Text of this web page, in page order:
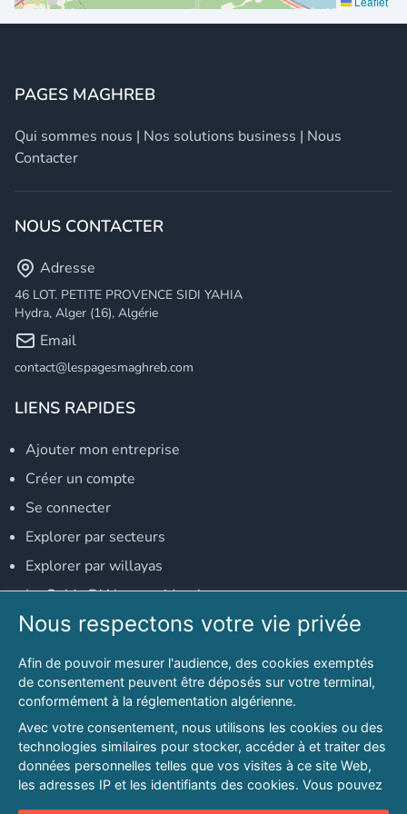
PAGES MAGHREB
Qui sommes nous | Nos solutions business | Nous
Contacter
NOUS CONTACTER
Adresse
46 LOT. PETITE PROVENCE SIDI YAHIA
Hydra, Alger (16), Algérie
Email
contact@lespagesmaghreb.com
LIENS RAPIDES
Ajouter mon entreprise
Créer un compte
Se connecter
Explorer par secteurs
Explorer par willayas
Le Guide D'Alger, guide-alger.com
NOS RÉSEAUX SOCIAUX
Notre page Facebook
Notre page LinkedIn
Notre page Instagram
Notre page Twitter
Nous respectons votre vie privée
Afin de pouvoir mesurer l'audience, des cookies exemptés
de consentement peuvent être déposés sur votre terminal,
conformément à la réglementation algérienne.
Avec votre consentement, nous utilisons les cookies ou des
technologies similaires pour stocker, accéder à et traiter des
données personnelles telles que vos visites à ce site Web,
les adresses IP et les identifiants des cookies. Vous pouvez